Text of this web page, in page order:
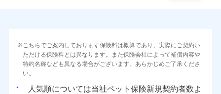
こちらでご案内しております保険料は概算であり、実際にご契約い
ただける保険料とは異なります。また保険会社によって補償内容や
特約名称なども異なる場合がございます。あらかじめご了承くださ
い。
人気順については当社
新規契約者数よ